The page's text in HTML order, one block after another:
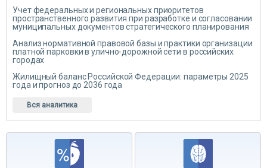
Учет федеральных и региональных приоритетов
пространственного развития при разработке и согласовании
муниципальных документов стратегического планирования
Анализ нормативной правовой базы и практики организации
платной парковки в улично-дорожной сети в российских
городах
Жилищный баланс Российской Федерации: параметры 2025
года и прогноз до 2036 года
Вся аналитика